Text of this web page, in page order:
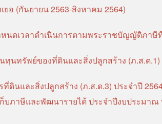
อ (กันยายน 2563-สิงหาคม 2564)
หนดเวลาดำเนินการตามพระราชบัญญัติภาษี
ทุนทรัพย์ของที่ดินและสิ่งปลูกสร้าง (ภ.ส.ด.1)
ดินและสิ่งปลูกสร้าง (ภ.ส.ด.3) ประจำปี
บภาษีและพัฒนารายได้ ประจำปีงบประมาณ